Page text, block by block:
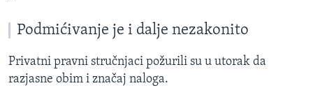
Podmićivanje je i dalje nezakonito
Privatni pravni stručnjaci požurili su u utorak da
razjasne obim i značaj naloga.